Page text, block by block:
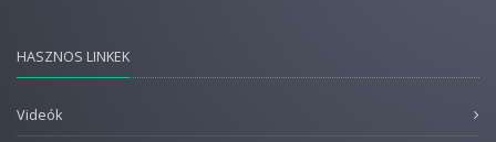
HASZNOS LINKEK
Videók